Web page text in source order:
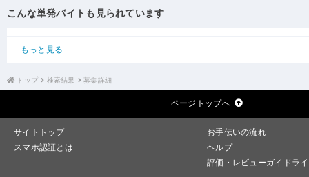
こんな単発バイトも見られています
もっと見る
トップ 検索結果 募集詳細
ページトップへ
サイトトップ
お手伝いの流れ
スマホ認証とは
ヘルプ
評価・レビューガイドラ